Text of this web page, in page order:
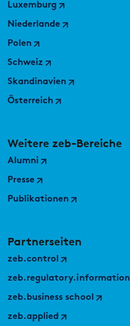
Luxemburg
Niederlande
Polen
Schweiz
Skandinavien
Österreich
Weitere zeb-Bereiche
Alumni
Presse
Publikationen
Partnerseiten
zeb.control
zeb.regulatory.information
zeb.business school
zeb.applied